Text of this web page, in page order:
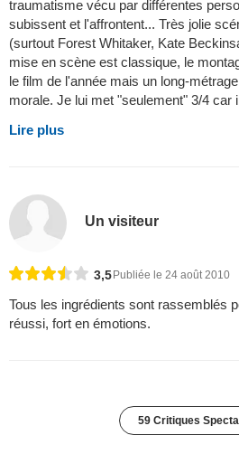
traumatisme vécu par différentes
subissent et l'affrontent... Très jolie
(surtout Forest Whitaker, Kate
mise en scène est classique, le
le film de l'année mais un long-
morale. Je lui met "seulement" 3/4 car
Lire plus
Un visiteur
3,5 Publiée le 24 août 2010
Tous les ingrédients sont rassemblés
réussi, fort en émotions.
59 Critiques